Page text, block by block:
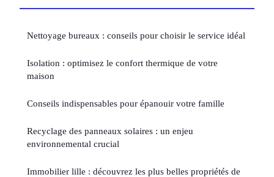
Nettoyage bureaux : conseils pour choisir le service idéal
Isolation : optimisez le confort thermique de votre
maison
Conseils indispensables pour épanouir votre famille
Recyclage des panneaux solaires : un enjeu
environnemental crucial
Immobilier lille : découvrez les plus belles propriétés de